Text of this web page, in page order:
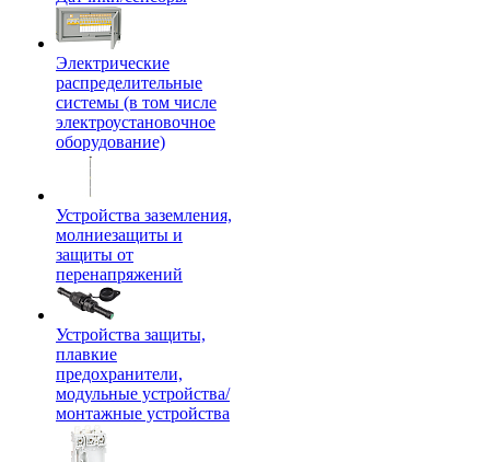
Электрические
распределительные
системы (в том числе
электроустановочное
оборудование)
Устройства заземления,
молниезащиты и
защиты от
перенапряжений
Устройства защиты,
плавкие
предохранители,
модульные устройства/
монтажные устройства